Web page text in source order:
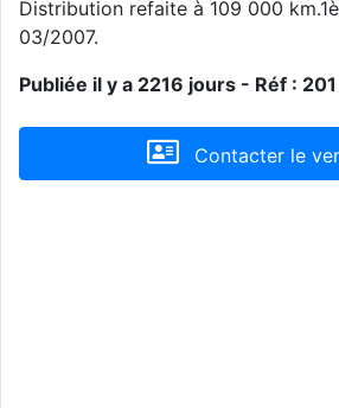
Distribution refaite à 109 000
03/2007.
Publiée il y a 2216 jours - Réf : 201
Contacter le